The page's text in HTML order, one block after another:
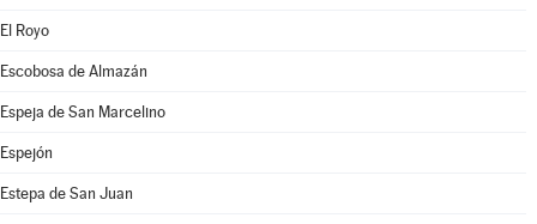
El Royo
Escobosa de Almazán
Espeja de San Marcelino
Espejón
Estepa de San Juan